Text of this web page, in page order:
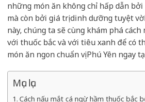
những món ăn không chỉ hấp dẫn bởi
mà còn bởi giá trị dinh dưỡng tuyệt
này, chúng ta sẽ cùng khám phá
với thuốc bắc và với tiêu xanh để có
món ăn ngon chuẩn vị Phú Yên ngay
Mục lục
Cách nấu mắt cá ngừ hầm thuốc bắc